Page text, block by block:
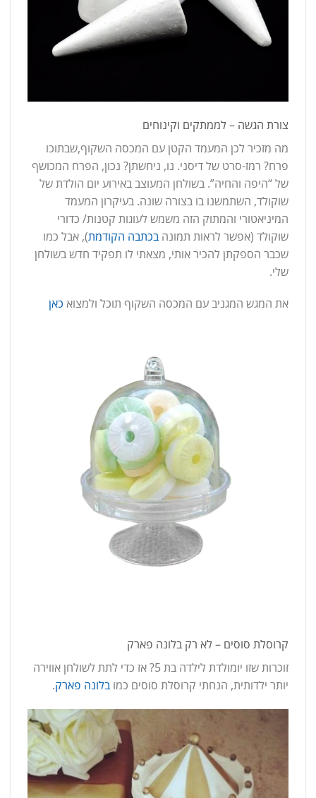
צורת הגשה – לממתקים וקינוחים
מה מזכיר לכן המעמד הקטן עם המכסה השקוף,שבתוכו
פרח? רמז-סרט של דיסני. נו, ניחשתן? נכון, הפרח המכושף
של “היפה והחיה”. בשולחן המעוצב באירוע יום הולדת של
שוקולד, השתמשנו בו בצורה שונה. בעיקרון המעמד
המיניאטורי והמתוק הזה משמש לעוגות קטנות/ כדורי
שוקולד (אפשר לראות תמונה בכתבה הקודמת), אבל כמו
שכבר הספקתן להכיר אותי, מצאתי לו תפקיד חדש בשולחן
שלי.
את המגש המגניב עם המכסה השקוף תוכל ולמצוא כאן
קרוסלת סוסים – לא רק בלונה פארק
זוכרות שזו יומולדת לילדה בת 5? אז כדי לתת לשולחן אווירה
יותר ילדותית, הנחתי קרוסלת סוסים כמו בלונה פארק.